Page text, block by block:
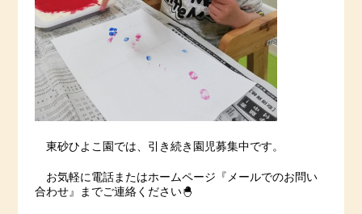
東砂ひよこ園では、引き続き園児募集中です。
お気軽に電話またはホームページ『メールでのお問い
合わせ』までご連絡ください🐣